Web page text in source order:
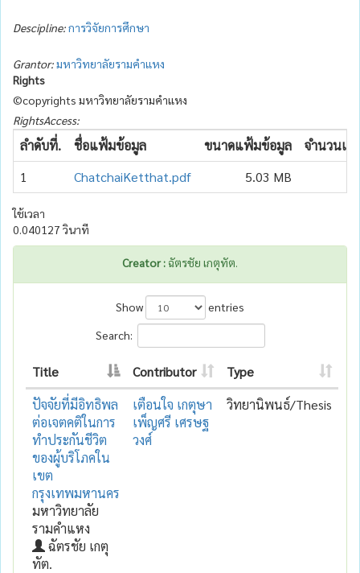
Descipline:การวิจัยการศึกษา
Grantor:มหาวิทยาลัยรามคำแหง
Rights
©copyrights มหาวิทยาลัยรามคำแหง
RightsAccess:
ลำดับที่. ชื่อแฟ้มข้อมูล ขนาดแฟ้มข้อมูล
จำนวนเข้
1
ChatchaiKetthat.pdf 5.03 MB
ใช้เวลา
0.040127 วินาที
Creator : ฉัตรชัย เกตุทัต.
Show
entries
Search:
Title Contributor
Type
ปัจจัยที่มีอิทธิพล
ต่อเจตคติในการ
ทำประกันชีวิต
ของผู้บริโภคใน
เขต
กรุงเทพมหานคร
มหาวิทยาลัย
รามคำแหง
ฉัตรชัย เกตุ
ทัต.
เตือนใจ เกตุษา
เพ็ญศรี เศรษฐ
วงศ์
วิทยานิพนธ์/Thesis